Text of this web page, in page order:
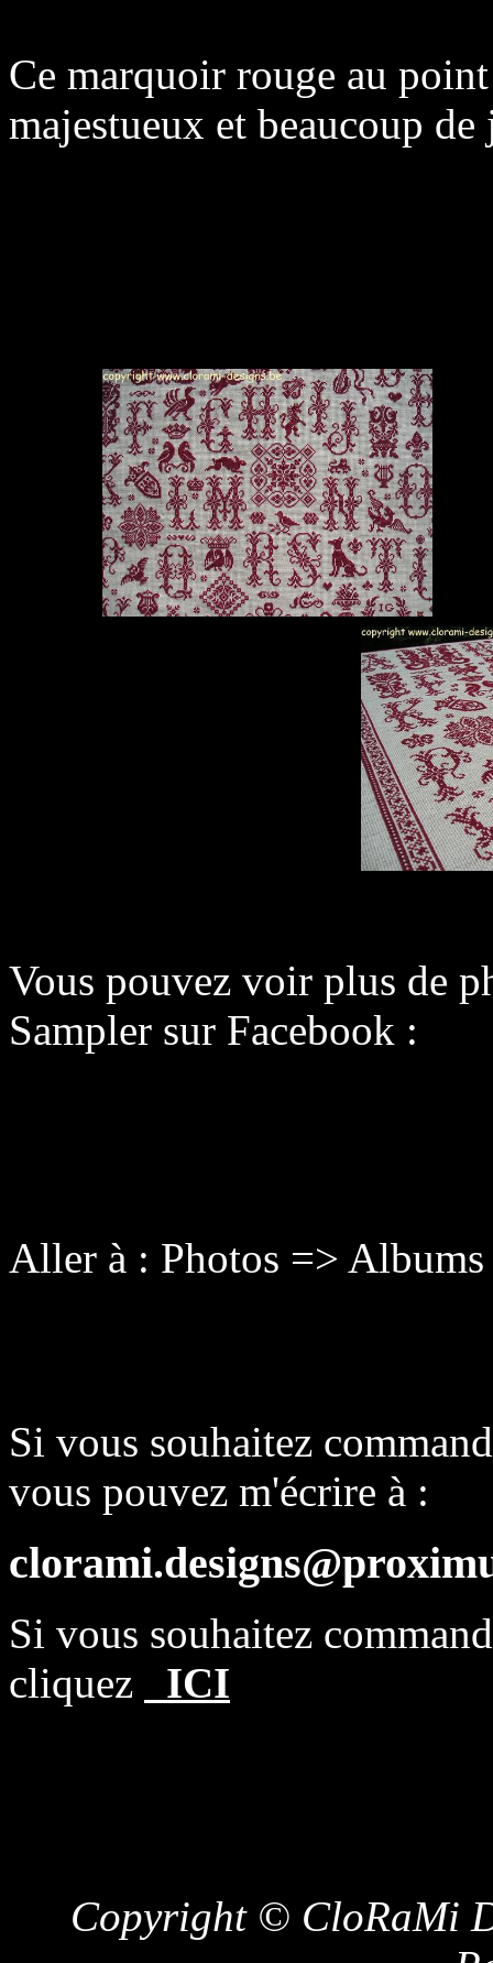
Ce marquoir rouge au
majestueux et beaucoup
Vous pouvez voir plus de
Sampler sur Facebook :
Aller à : Photos =>
Si vous souhaitez
vous pouvez m'écrire à :
Si vous souhaitez
cliquez
ICI
Copyright © CloRaMi